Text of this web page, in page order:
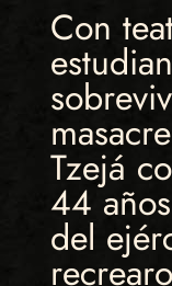
Con
Tzejá
44
del